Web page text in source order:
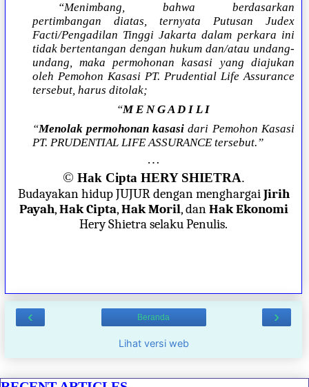
“Menimbang, bahwa berdasarkan
pertimbangan diatas, ternyata Putusan Judex
Facti/Pengadilan Tinggi Jakarta dalam perkara ini
tidak bertentangan dengan hukum dan/atau undang-
undang, maka permohonan kasasi yang diajukan
oleh Pemohon Kasasi PT. Prudential Life Assurance
tersebut, harus ditolak;
“M E N G A D I L I
“Menolak permohonan kasasi dari Pemohon Kasasi
PT. PRUDENTIAL LIFE ASSURANCE tersebut.”
…
© Hak Cipta HERY SHIETRA.
Budayakan hidup JUJUR dengan menghargaiJirih
Payah,Hak Cipta,Hak Moril, danHak Ekonomi
Hery Shietra selaku Penulis.
‹ ›
Beranda
Lihat versi web